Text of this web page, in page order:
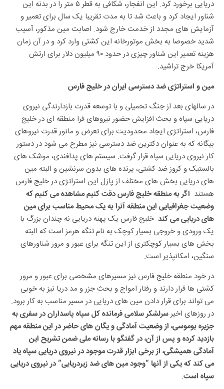
دریایی برخورد کرد. این انفجار، شکافی به قطر ۵ متر را در بدنه این
شناور ایجاد کرد و باعث شد تا به مدت تقریبا یک سال برای تعمیر و
آزمایش های مجدد از خدمت خارج شود. اصابت مین مذکور، آسیب
شدید خصوصا به بخش موتورخانه این کشتی وارد کرد و در آن زمان
هزینه تعمیر این شناور چیزی در حدود ۹۰ میلیون دلار برای ارتش
آمریکا خرج تراشید.
مین و استراتژی ضد دسترسی ایران در خلیج فارس
در سالهای بعد از جنگ تحمیلی و با توسعه قدرت بازدارندگی نیروی
دریایی سپاه و بحث افزایش حضور نیروهای فرا منطقه ای در خلیج
فارس، استراتژی ایجاد محدودیت برای تعرض و مانور قدرت نیروهای
بیگانه که به عنوان دکترین ضد دسترسی نیز مطرح می شود در دستور
کار نیروی دریایی سپاه قرار گرفت. سیستم های پدافندی، موشک های
بالستیک و کروز ضد کشتی، پرنده های بدون سرنشین و البته مین
های دریایی بخش های مختلف از پازل این استراتژی در خلیج فارس
هستند. اگر به منطقه خلیج فارس دقت کنیم مشاهده می کنیم که
وضعیت جغرافیایی این منطقه آنرا به یک محیط مناسب برای مین
های دریایی می کند. خلیج فارس یک پهنه دریایی نه چندان بزرگ با
یک ورودی و خروجی بسیار کوچک به نام تنگه هرمز است که البته
بخش های بسیار کوچکتری از این تنگه برای عبور و مرور شناورهای
سنگین، امکانپذیر است.
در خود منطقه خلیج فارس نیز مسیرهای مشخصی برای عبور و مرور
کشتی ها قرار دارند و رفتار امواج و بحث جزر و مد دریا نیز به خوبی
می تواند برای قرار دادن مین های دریایی در مسیر مناسب به کار برود.
در روزهای اخیرسرلشکر سلامی فرمانده کل سپاه پاسداران در سفری به
جزیره بوموسی، از وضعیت آمادگی و یگان های حاضر در این منطقه مهم
بازدید کرده و پس از آن، در گفتگو با رسانه ملی ضمن تشریح این
آمادگی همیشگی، از برخی ابزار قدرت موجود در نیروی دریایی سپاه یاد
می کند که یکی از آنها “وجود مین های ضد زیردریایی” در نیروی دریایی
سپاه است.